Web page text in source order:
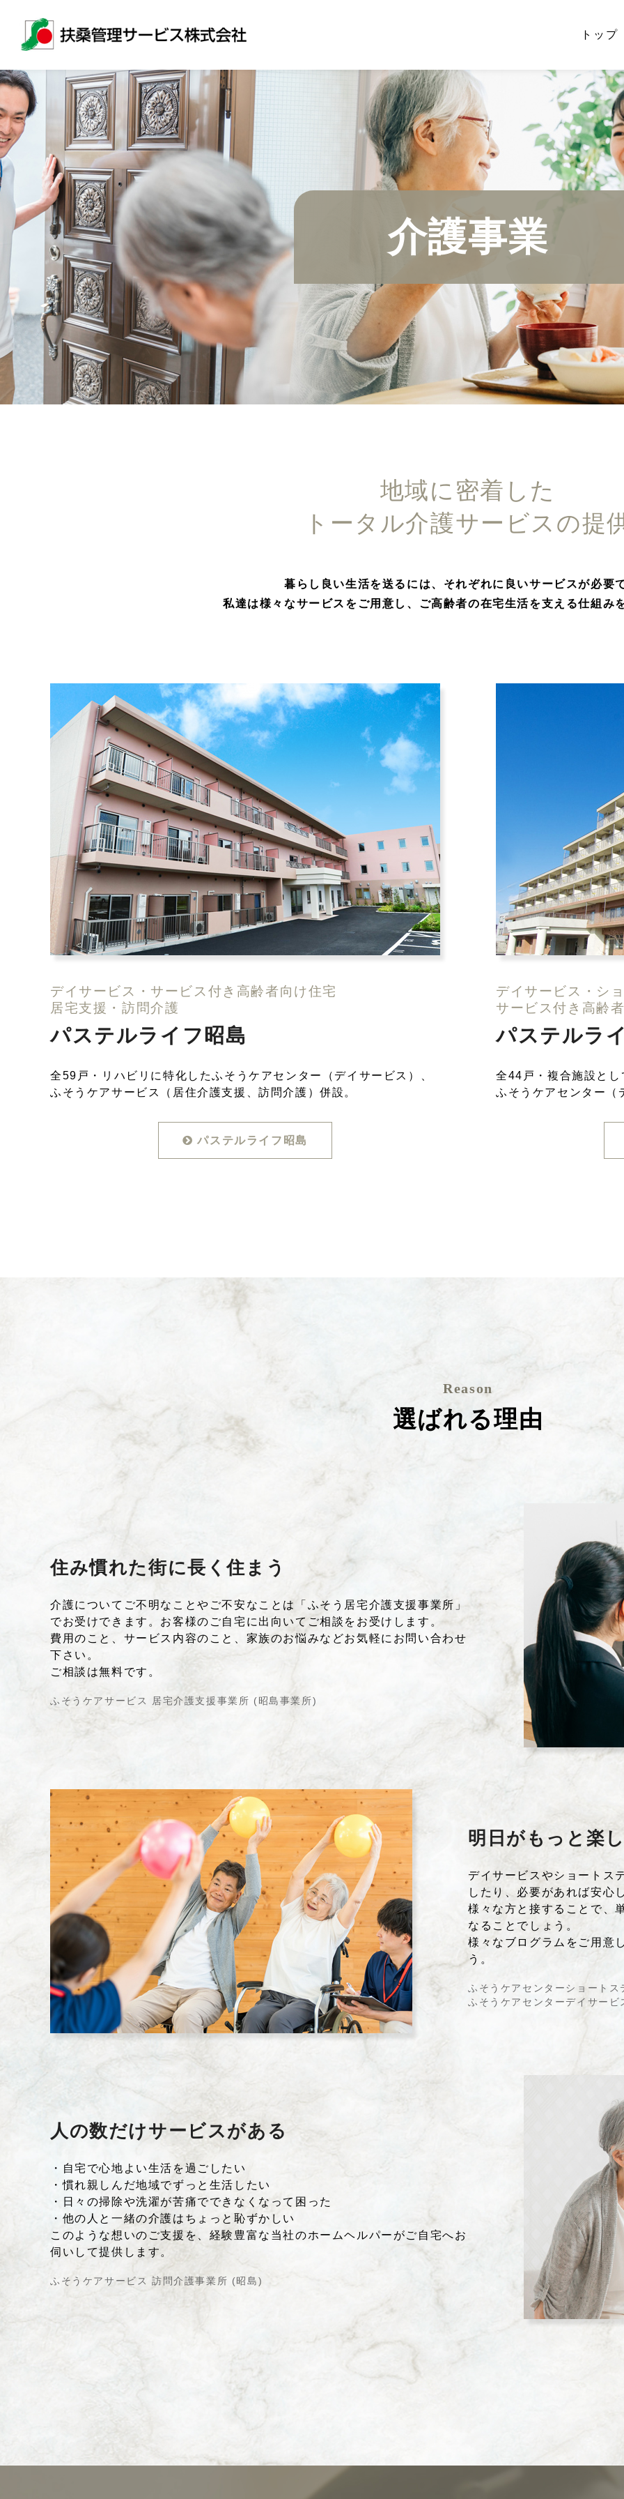
トップ
介護事業
地域に密着した
トータル介護サービスの提
暮らし良い生活を送るには、それぞれに良いサービスが必要
私達は様々なサービスをご用意し、ご高齢者の在宅生活を支える仕組み
デイサービス・サービス付き高齢者向け住宅
居宅支援・訪問介護
パステルライフ昭島
全59戸・リハビリに特化したふそうケアセンター（デイサービス）、
ふそうケアサービス（居住介護支援、訪問介護）併設。
パステルライフ昭島
デイサービス・シ
サービス付き高齢
パステルラ
全44戸・複合施設と
ふそうケアセンター（
Reason
選ばれる理由
住み慣れた街に長く住まう
介護についてご不明なことやご不安なことは「ふそう居宅介護支援事業所」
でお受けできます。お客様のご自宅に出向いてご相談をお受けします。
費用のこと、サービス内容のこと、家族のお悩みなどお気軽にお問い合わせ
下さい。
ご相談は無料です。
ふそうケアサービス 居宅介護支援事業所 (昭島事業所)
明日がもっと楽
デイサービスやショートス
したり、必要があれば安心
様々な方と接することで、
なることでしょう。
様々なブログラムをご用意
う。
ふそうケアセンターショート
ふそうケアセンターデイサー
人の数だけサービスがある
・自宅で心地よい生活を過ごしたい
・慣れ親しんだ地域でずっと生活したい
・日々の掃除や洗濯が苦痛でできなくなって困った
・他の人と一緒の介護はちょっと恥ずかしい
このような想いのご支援を、経験豊富な当社のホームヘルパーがご自宅へお
伺いして提供します。
ふそうケアサービス 訪問介護事業所 (昭島)